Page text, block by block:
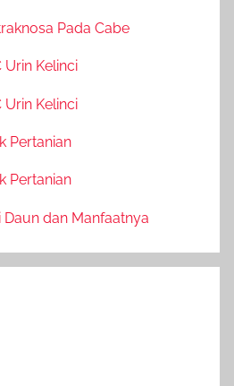
Pada Cabe
Urin Kelinci
Urin Kelinci
Pertanian
Pertanian
dan Manfaatnya